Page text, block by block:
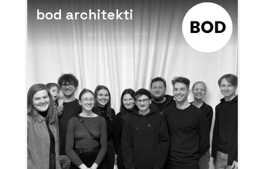
Stůl MOVE ME - PROFIL NÁBYTEK
PRODUKTY
Sklopná postel - PROFIL NÁBYTEK
bod architekti